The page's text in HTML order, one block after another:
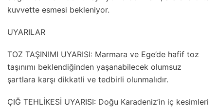
kuvvette esmesi bekleniyor.
UYARILAR
TOZ TAŞINIMI UYARISI: Marmara ve Ege’de hafif toz
taşınımı beklendiğinden yaşanabilecek olumsuz
şartlara karşı dikkatli ve tedbirli olunmalıdır.
ÇIĞ TEHLİKESİ UYARISI: Doğu Karadeniz’in iç kesimleri